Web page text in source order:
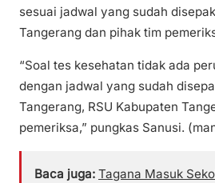
sesuai jadwal yang sudah
Tangerang dan pihak tim
“Soal tes kesehatan tidak ada
dengan jadwal yang sudah
Tangerang, RSU Kabupaten
pemeriksa,” pungkas Sanusi.
Baca juga: Tagana Masuk